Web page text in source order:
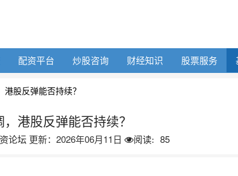
配资平台 炒股咨询 财经知识 股票服务
股反弹能否持续？
港股反弹能否持续？
论坛 更新：2026年06月11日 阅读: 85